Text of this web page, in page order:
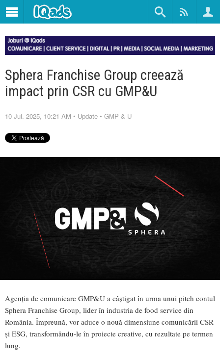
Sphera Franchise Group creează
impact prin CSR cu GMP&U
10 Jul. 2025, 10:21 AM • Update • GMP & U
Agenția de comunicare GMP&U a câștigat în urma unui pitch contul
Sphera Franchise Group, lider în industria de food service din
România. Împreună, vor aduce o nouă dimensiune comunicării CSR
și ESG, transformându-le în proiecte creative, cu rezultate pe termen
lung.